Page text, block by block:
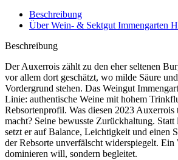
Beschreibung
Über Wein- & Sektgut Immengarten
Beschreibung
Der Auxerrois zählt zu den eher seltenen
vor allem dort geschätzt, wo milde Säure
Vordergrund stehen. Das Weingut
Linie: authentische Weine mit hohem
Rebsortenprofil. Was diesen 2023 Auxerrois
macht? Seine bewusste Zurückhaltung.
setzt er auf Balance, Leichtigkeit und einen
der Rebsorte unverfälscht widerspiegelt. Ein
dominieren will, sondern begleitet.